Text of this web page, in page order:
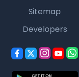
Sitemap
Developers